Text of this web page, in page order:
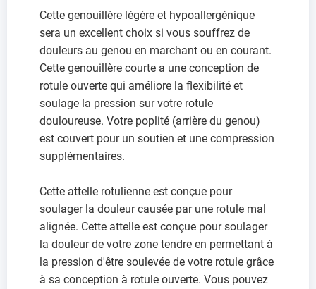
Cette genouillère légère et hypoallergénique
sera un excellent choix si vous souffrez de
douleurs au genou en marchant ou en courant.
Cette genouillère courte a une conception de
rotule ouverte qui améliore la flexibilité et
soulage la pression sur votre rotule
douloureuse. Votre poplité (arrière du genou)
est couvert pour un soutien et une compression
supplémentaires.
Cette attelle rotulienne est conçue pour
soulager la douleur causée par une rotule mal
alignée. Cette attelle est conçue pour soulager
la douleur de votre zone tendre en permettant à
la pression d'être soulevée de votre rotule grâce
à sa conception à rotule ouverte. Vous pouvez